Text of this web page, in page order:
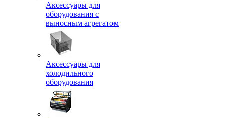
Аксессуары для
оборудования с
выносным агрегатом
Аксессуары для
холодильного
оборудования